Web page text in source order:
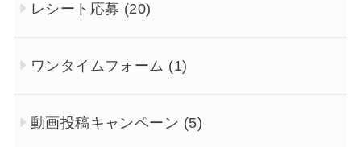
レシート応募 (20)
ワンタイムフォーム (1)
動画投稿キャンペーン (5)